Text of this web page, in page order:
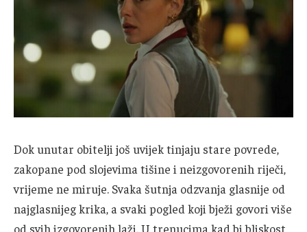
Dok unutar obitelji još uvijek tinjaju stare povrede,
zakopane pod slojevima tišine i neizgovorenih riječi,
vrijeme ne miruje. Svaka šutnja odzvanja glasnije od
najglasnijeg krika, a svaki pogled koji bježi govori više
od svih izgovorenih laži. U trenucima kad bi bliskost